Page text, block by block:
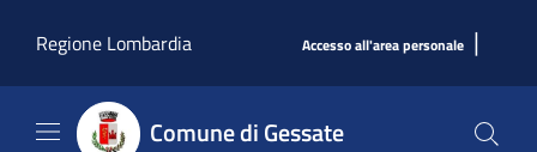
Regione Lombardia
Accesso all'area personale |
Comune di Gessate